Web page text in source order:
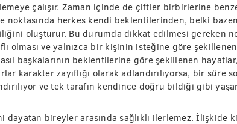
çalışır. Zaman içinde de çiftler birbirlerine
noktasında herkes kendi beklentilerinden, belki
oluşturur. Bu durumda dikkat edilmesi gereken
olması ve yalnızca bir kişinin isteğine göre
başkalarının beklentilerine göre şekillenen
karakter zayıflığı olarak adlandırılıyorsa, bir süre
ve tek tarafın kendince doğru bildiği gibi
bireyler arasında sağlıklı ilerlemez. İlişkide ki